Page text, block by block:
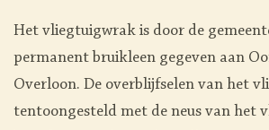
Het vliegtuigwrak is door de
permanent bruikleen gegeven aan
Overloon. De overblijfselen van het
tentoongesteld met de neus van het